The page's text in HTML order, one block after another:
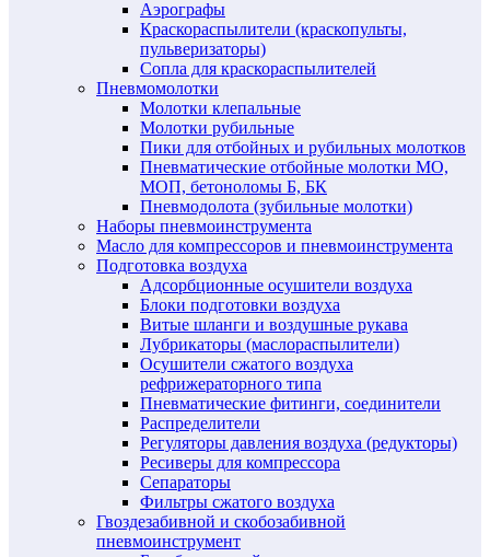
Аэрографы
Краскораспылители (краскопульты,
пульверизаторы)
Сопла для краскораспылителей
Пневмомолотки
Молотки клепальные
Молотки рубильные
Пики для отбойных и рубильных молотков
Пневматические отбойные молотки МО,
МОП, бетоноломы Б, БК
Пневмодолота (зубильные молотки)
Наборы пневмоинструмента
Масло для компрессоров и пневмоинструмента
Подготовка воздуха
Адсорбционные осушители воздуха
Блоки подготовки воздуха
Витые шланги и воздушные рукава
Лубрикаторы (маслораспылители)
Осушители сжатого воздуха
рефрижераторного типа
Пневматические фитинги, соединители
Распределители
Регуляторы давления воздуха (редукторы)
Ресиверы для компрессора
Сепараторы
Фильтры сжатого воздуха
Гвоздезабивной и скобозабивной
пневмоинструмент